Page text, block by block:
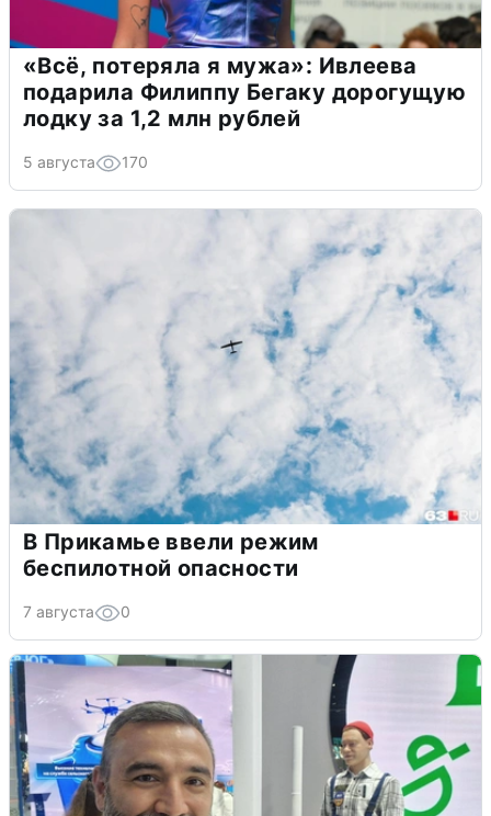
«Всё, потеряла я мужа»: Ивлеева
подарила Филиппу Бегаку дорогущую
лодку за 1,2 млн рублей
5 августа 170
В Прикамье ввели режим
беспилотной опасности
7 августа 0